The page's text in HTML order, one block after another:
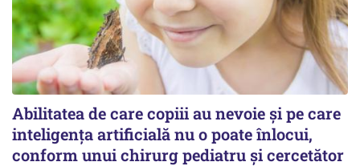
Abilitatea de care copiii au nevoie și pe care
inteligența artificială nu o poate înlocui,
conform unui chirurg pediatru și cercetător